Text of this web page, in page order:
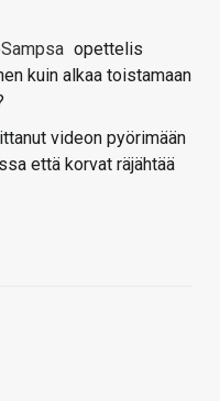
opettelis
kuin alkaa toistamaan
videon pyörimään
että korvat räjähtää